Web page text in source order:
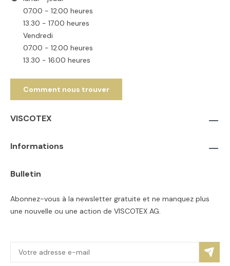
07.00 - 12.00 heures
13.30 - 17.00 heures
Vendredi
07.00 - 12.00 heures
13.30 - 16.00 heures
Comment nous trouver
VISCOTEX
Informations
Bulletin
Abonnez-vous à la newsletter gratuite et ne manquez plus
une nouvelle ou une action de VISCOTEX AG.